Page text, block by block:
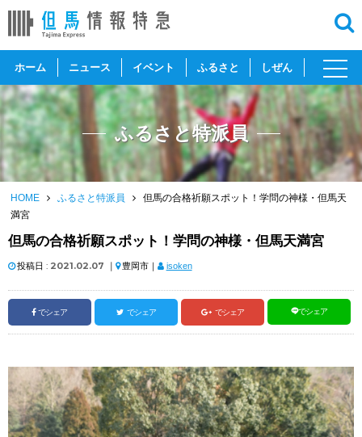
ホーム ニュース イベント ふるさと しぜん
toggle
ふるさと特派員
HOME ふるさと特派員
但馬の合格祈願スポット！学問の神様・但馬天
満宮
但馬の合格祈願スポット！学問の神様・但馬天満宮
投稿日 : 2021.02.07 ｜ 豊岡市｜ isoken
でシェア でシェア でシェア でシェア